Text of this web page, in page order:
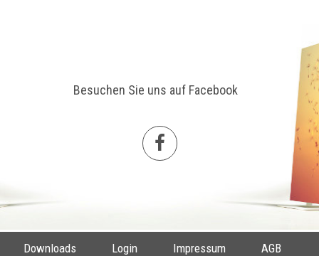
Besuchen Sie uns auf Facebook
Downloads Login Impressum AGB